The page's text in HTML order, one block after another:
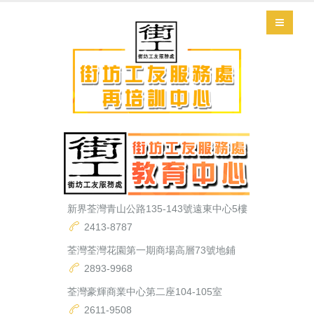
新界荃灣青山公路135-143號遠東中心5樓
2413-8787
荃灣荃灣花園第一期商場高層73號地鋪
2893-9968
荃灣豪輝商業中心第二座104-105室
2611-9508